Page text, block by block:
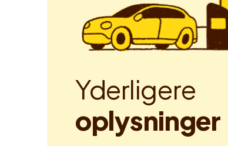
Yderligere
oplysninger